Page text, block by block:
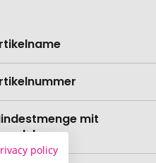
mit
policy